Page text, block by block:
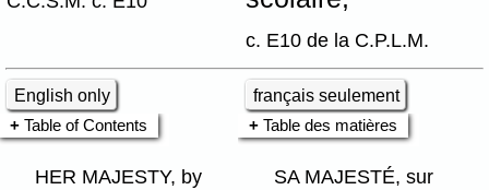
c. E10 de la C.P.L.M.
English only
français seulement
Table of Contents
Table des matières
HER MAJESTY, by
SA MAJESTÉ, sur